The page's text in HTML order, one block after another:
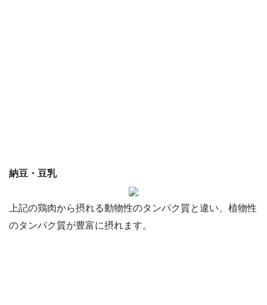
納豆・豆乳
上記の鶏肉から摂れる動物性のタンパク質と違い、植物性
のタンパク質が豊富に摂れます。